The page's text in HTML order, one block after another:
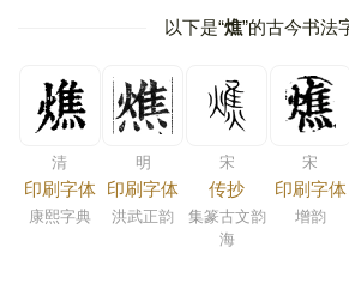
以下是“燋”的古今书法
清
印刷字体
康熙字典
明
印刷字体
洪武正韵
宋
传抄
集篆古文韵
海
宋
印刷字体
增韵